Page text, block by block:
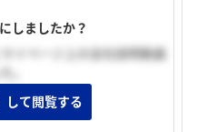
しましたか？
イページ上の会社説明動画
。
して閲覧する